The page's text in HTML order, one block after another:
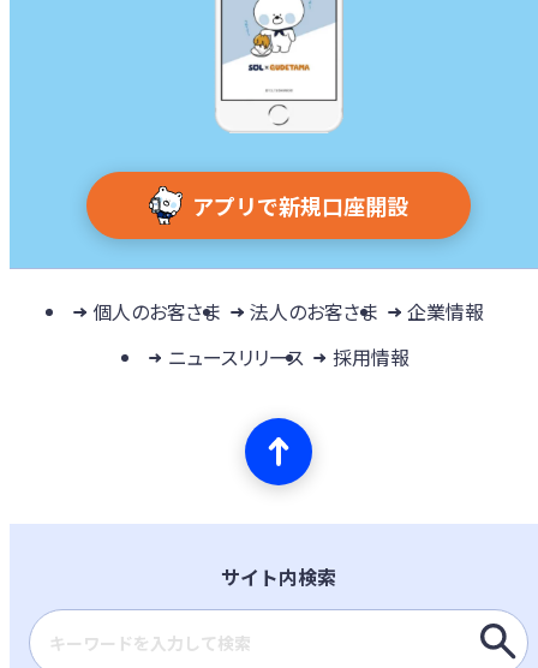
アプリで新規口座開設
個人のお客さま 法人のお客さま
企業情報
ニュースリリース
採用情報
サイト内検索
検索キーワード入力